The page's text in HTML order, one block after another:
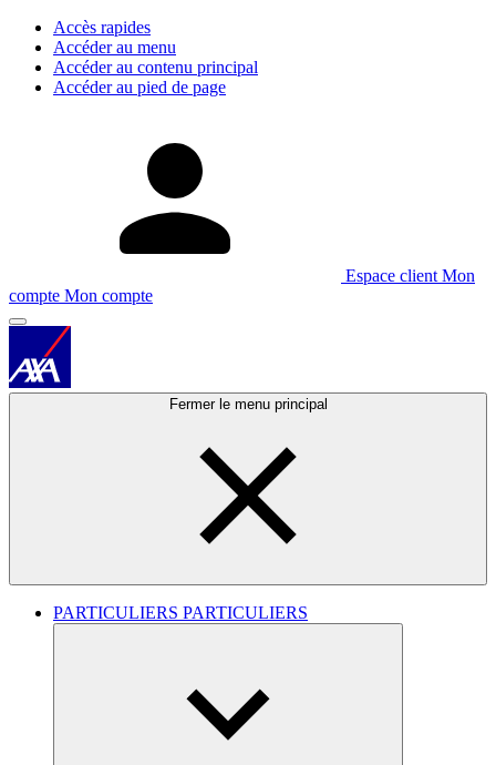
Accès rapides
Accéder au menu
Accéder au contenu principal
Accéder au pied de page
Espace client Mon
compte Mon compte
Fermer le menu principal
PARTICULIERS PARTICULIERS